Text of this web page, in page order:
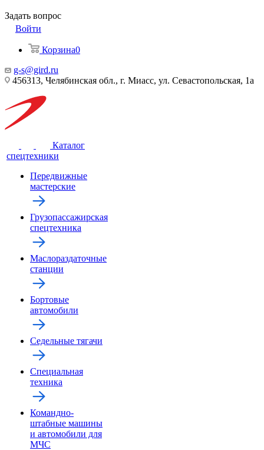
Задать вопрос
Войти
Корзина0
g-s@gird.ru
456313, Челябинская обл., г. Миасс, ул. Севастопольская, 1а
Каталог
спецтехники
Передвижные
мастерские
Грузопассажирская
спецтехника
Маслораздаточные
станции
Бортовые
автомобили
Седельные тягачи
Специальная
техника
Командно-
штабные машины
и автомобили для
МЧС